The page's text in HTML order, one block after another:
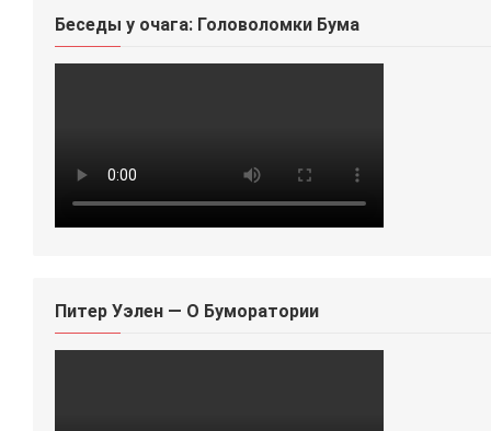
Беседы у очага: Головоломки Бума
Питер Уэлен — О Буморатории